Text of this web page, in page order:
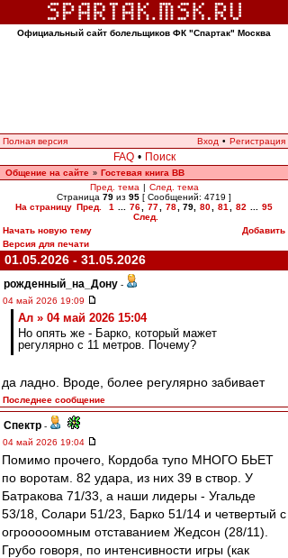
Официальный сайт болельщиков ФК "Спартак" Москва
Полная версия Вход • Регистрация
FAQ • Поиск
Общение на сайте » Гостевая книга ВВ
Пред. тема | След. тема
Страница 79 из 95 [ Сообщений: 4719 ]
На страницу Пред. 1 76 77 78 79 80 81 82
95
След.
Начать новую тему
Добавить
Версия для печати
01.05.2026 - 31.05.2026
рожденный_на_Дону -
04 май 2026 19:09
Ал » 04 май 2026 15:04
Но опять же - Барко, который мажет
регулярно с 11 метров. Почему?
да ладно. Вроде, более регулярно забивает
Последнее сообщение
Спектр -
04 май 2026 19:04
Помимо прочего, Кордоба тупо МНОГО БЬЕТ
по воротам. 82 удара, из них 39 в створ. У
Батракова 71/33, а наши лидеры - Угальде
53/18, Солари 51/23, Барко 51/14 и четвертый с
огрооооомным отставанием Жедсон (28/11).
Грубо говоря, по интенсивности игры (как